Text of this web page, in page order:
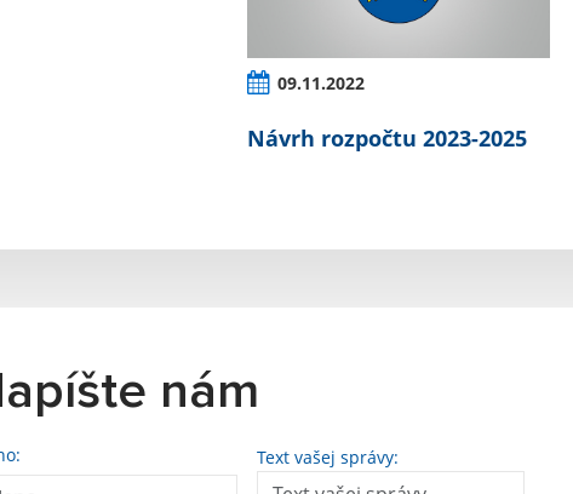
09.11.2022
Návrh rozpočtu 2023-2025
nám
Text vašej správy: